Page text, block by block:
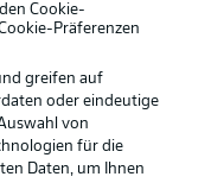
Cookie-
Präferenzen
greifen auf
oder eindeutige
von
für die
Daten, um Ihnen